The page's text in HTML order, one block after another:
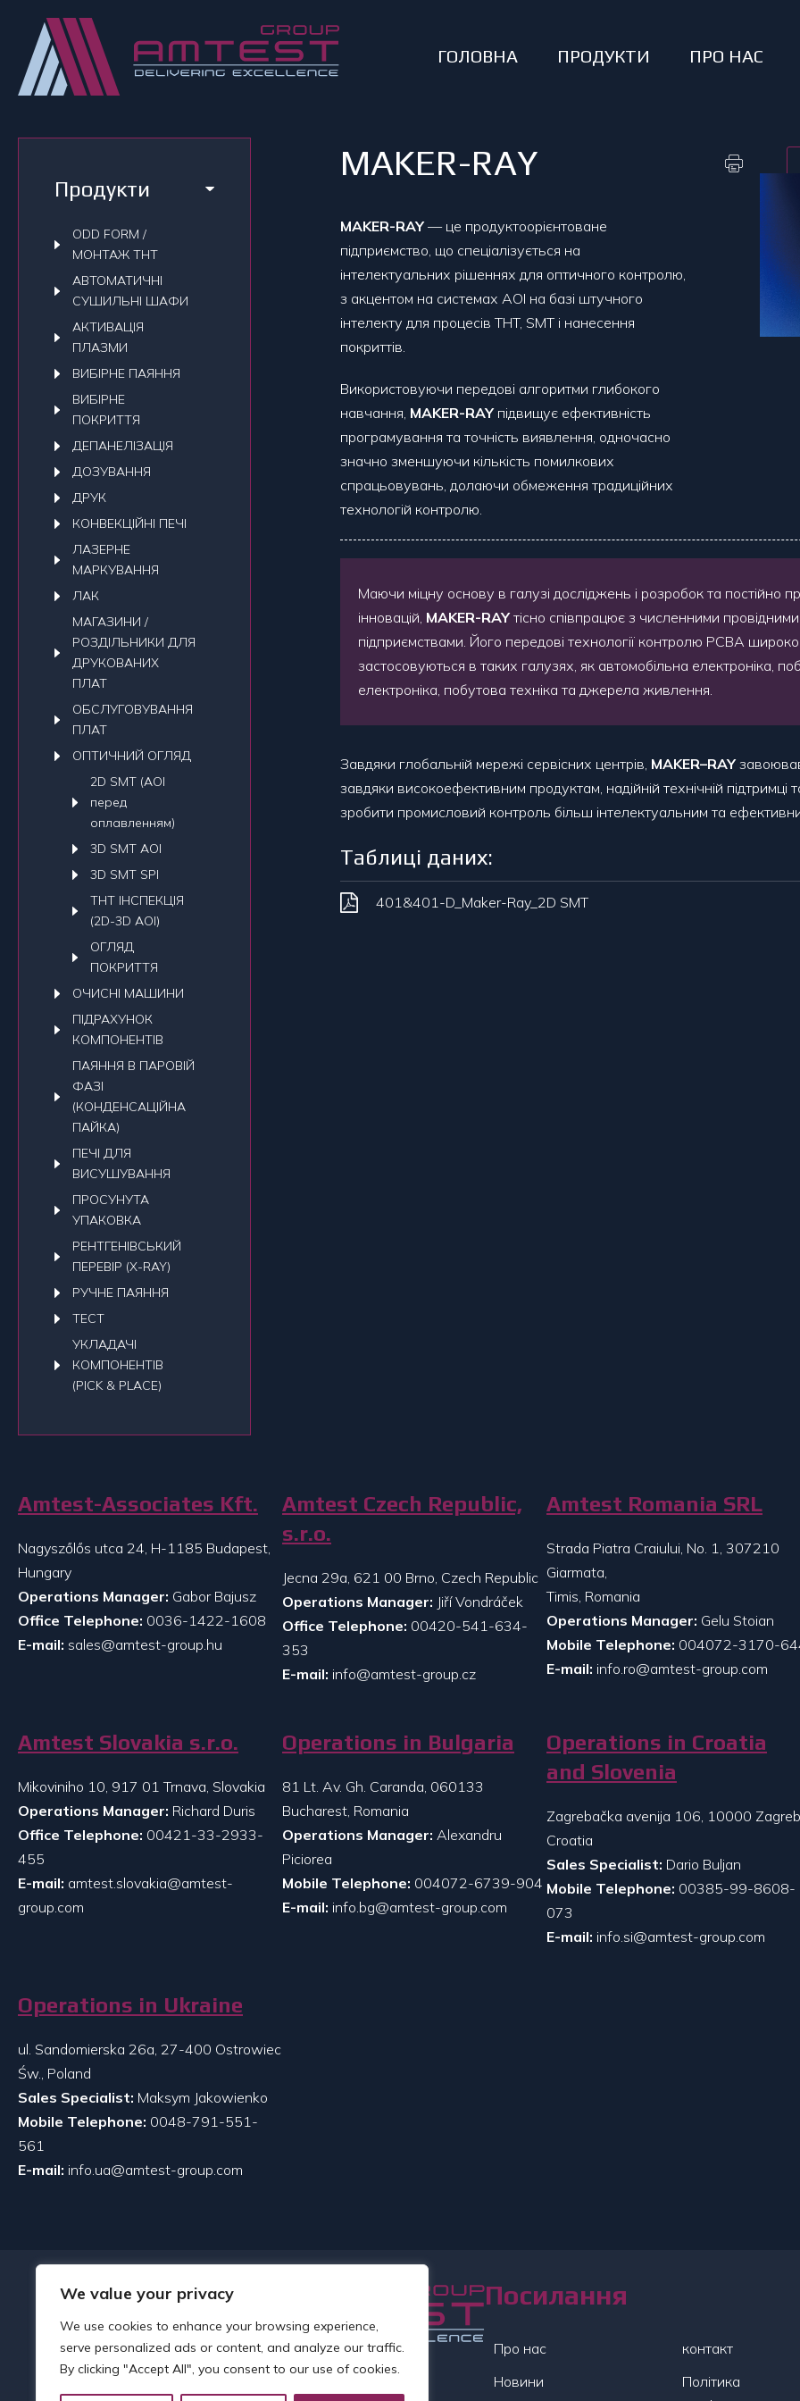
We value your privacy
We use cookies to enhance your browsing experience,
serve personalized ads or content, and analyze our traffic.
By clicking "Accept All", you consent to our use of cookies.
ГОЛОВНА ПРОДУКТИ ПРО НАС
Продукти
ODD FORM /
МОНТАЖ THT
АВТОМАТИЧНI
СУШИЛЬНI ШАФИ
АКТИВАЦІЯ
ПЛАЗМИ
ВИБІРНЕ ПАЯННЯ
ВИБІРНЕ
ПОКРИТТЯ
ДЕПАНЕЛIЗАЦIЯ
ДОЗУВАННЯ
ДРУК
КОНВЕКЦIЙНI ПЕЧI
ЛАЗЕРНЕ
МАРКУВАННЯ
ЛАК
МАГАЗИНИ /
РОЗДІЛЬНИКИ ДЛЯ
ДРУКОВАНИХ
ПЛАТ
ОБСЛУГОВУВАННЯ
ПЛАТ
ОПТИЧНИЙ ОГЛЯД
2D SMT (AOI
перед
оплавленням)
3D SMT AOI
3D SMT SPI
THT ІНСПЕКЦІЯ
(2D-3D AOI)
ОГЛЯД
ПОКРИТТЯ
ОЧИСНI МАШИНИ
ПIДРАХУНОК
КОМПОНЕНТIВ
ПАЯННЯ В ПАРОВІЙ
ФАЗІ
(КОНДЕНСАЦІЙНА
ПАЙКА)
ПЕЧI ДЛЯ
ВИСУШУВАННЯ
ПРОСУНУТА
УПАКОВКА
РЕНТГЕНІВСЬКИЙ
ПЕРЕВІР (X-RAY)
РУЧНЕ ПАЯННЯ
ТЕСТ
УКЛАДАЧI
КОМПОНЕНТІВ
(PICK & PLACE)
MAKER-RAY
MAKER-RAY— це продуктоорієнтоване
підприємство, що спеціалізується на
інтелектуальних рішеннях для оптичного контролю,
з акцентом на системах AOI на базі штучного
інтелекту для процесів THT, SMT і нанесення
покриттів.
Використовуючи передові алгоритми глибокого
навчання, MAKER-RAYпідвищує ефективність
програмування та точність виявлення, одночасно
значно зменшуючи кількість помилкових
спрацьовувань, долаючи обмеження традиційних
технологій контролю.
Маючи міцну основу в галузі досліджень і розробок та постійно
інновацій, MAKER-RAYтісно співпрацює з численними
підприємствами. Його передові технології контролю PCBA широко
застосовуються в таких галузях, як автомобільна електроніка,
електроніка, побутова техніка та джерела живлення.
Завдяки глобальній мережі сервісних центрів, MAKER–RAY
завдяки високоефективним продуктам, надійній технічній підтримці та
зробити промисловий контроль більш інтелектуальним та
Таблиці даних:
401&401-D_Maker-Ray_2D SMT
Amtest-Associates Kft.
Nagyszőlős utca 24, H-1185 Budapest,
Hungary
Operations Manager: Gabor Bajusz
Office Telephone: 0036-1422-1608
E-mail: sales@amtest-group.hu
Amtest Czech Republic,
s.r.o.
Jecna 29a, 621 00 Brno, Czech Republic
Operations Manager: Jiří Vondráček
Office Telephone: 00420-541-634-
353
E-mail: info@amtest-group.cz
Amtest Romania SRL
Strada Piatra Craiului, No. 1, 307210
Giarmata,
Timis, Romania
Operations Manager: Gelu Stoian
Mobile Telephone: 004072-3170-
E-mail: info.ro@amtest-group.com
Amtest Slovakia s.r.o.
Mikoviniho 10, 917 01 Trnava, Slovakia
Operations Manager: Richard Duris
Office Telephone: 00421-33-2933-
455
E-mail: amtest.slovakia@amtest-
group.com
Operations in Bulgaria
81 Lt. Av. Gh. Caranda, 060133
Bucharest, Romania
Operations Manager: Alexandru
Piciorea
Mobile Telephone: 004072-6739-904
E-mail: info.bg@amtest-group.com
Operations in Croatia
and Slovenia
Zagrebačka avenija 106, 10000
Croatia
Sales Specialist: Dario Buljan
Mobile Telephone: 00385-99-8608-
073
E-mail: info.si@amtest-group.com
Operations in Ukraine
ul. Sandomierska 26a, 27-400 Ostrowiec
Św., Poland
Sales Specialist: Maksym Jakowienko
Mobile Telephone: 0048-791-551-
561
E-mail: info.ua@amtest-group.com
Посилання
Про нас
Новини
контакт
Політика